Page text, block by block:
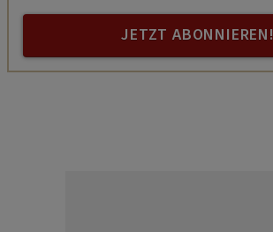
JETZT ABONNIEREN!